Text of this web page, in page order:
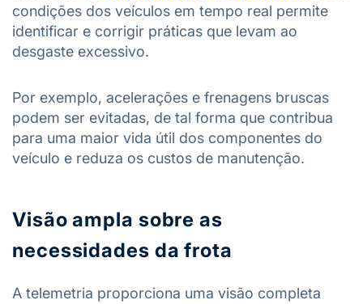
condições dos veículos em tempo real permite
identificar e corrigir práticas que levam ao
desgaste excessivo.
Por exemplo, acelerações e frenagens bruscas
podem ser evitadas, de tal forma que contribua
para uma maior vida útil dos componentes do
veículo e reduza os custos de manutenção.
Visão ampla sobre as
necessidades da frota
A telemetria proporciona uma visão completa